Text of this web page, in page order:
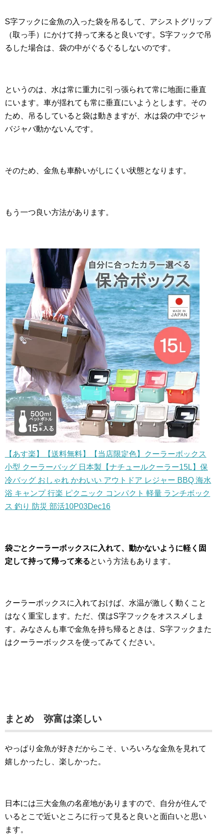
S字フックに金魚の入った袋を吊るして、アシストグリップ
（取っ手）にかけて持って来ると良いです。S字フックで吊
るした場合は、袋の中がぐるぐるしないのです。
というのは、水は常に重力に引っ張られて常に地面に垂直
にいます。車が揺れても常に垂直にいようとします。その
ため、吊るしていると袋は動きますが、水は袋の中でジャ
バジャバ動かないんです。
そのため、金魚も車酔いがしにくい状態となります。
もう一つ良い方法があります。
【あす楽】【送料無料】【当店限定色】クーラーボックス
小型 クーラーバッグ 日本製【ナチュールクーラー15L】保
冷バッグ おしゃれ かわいい アウトドア レジャー BBQ 海水
浴 キャンプ 行楽 ピクニック コンパクト 軽量 ランチボック
ス 釣り 防災 部活10P03Dec16
袋ごとクーラーボックスに入れて、動かないように軽く固
定して持って帰って来るという方法もあります。
クーラーボックスに入れておけば、水温が激しく動くこと
はなく重宝します。ただ、僕はS字フックをオススメしま
す。みなさんも車で金魚を持ち帰るときは、S字フックまた
はクーラーボックスを使ってみてください。
まとめ 弥富は楽しい
やっぱり金魚が好きだからこそ、いろいろな金魚を見れて
嬉しかったし、楽しかった。
日本には三大金魚の名産地がありますので、自分が住んで
いるとこで近いところに行って見ると良いと面白いと思い
ます。